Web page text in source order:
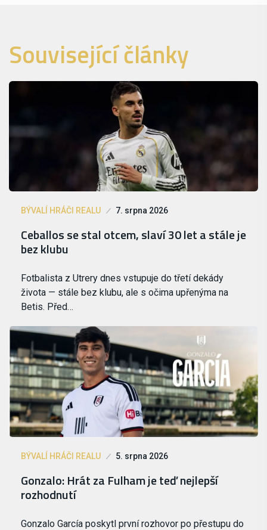
Související články
BÝVALÍ HRÁČI REALU 7. srpna 2026
Ceballos se stal otcem, slaví 30 let a stále je
bez klubu
Fotbalista z Utrery dnes vstupuje do třetí dekády
života — stále bez klubu, ale s očima upřenýma na
Betis. Před…
BÝVALÍ HRÁČI REALU 5. srpna 2026
Gonzalo: Hrát za Fulham je teď nejlepší
rozhodnutí
Gonzalo García poskytl první rozhovor po přestupu do